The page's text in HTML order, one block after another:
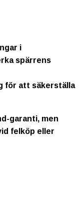
i
spärrens
för att säkerställa
garanti, men
felköp eller